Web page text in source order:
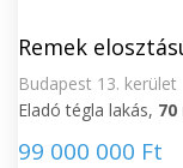
Remek
Budapest 13. kerület
Eladó tégla lakás, 70
99 000 000 Ft